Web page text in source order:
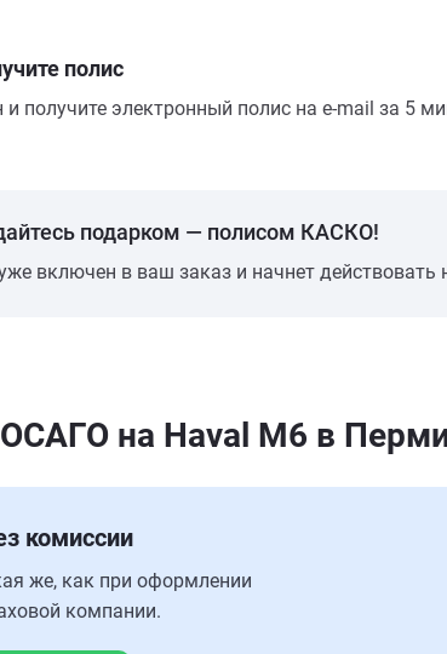
полис
и получите электронный полис на e-mail за 5
подарком — полисом КАСКО!
включен в ваш заказ и начнет действовать
на Haval M6 в
комиссии
же, как при оформлении
компании.